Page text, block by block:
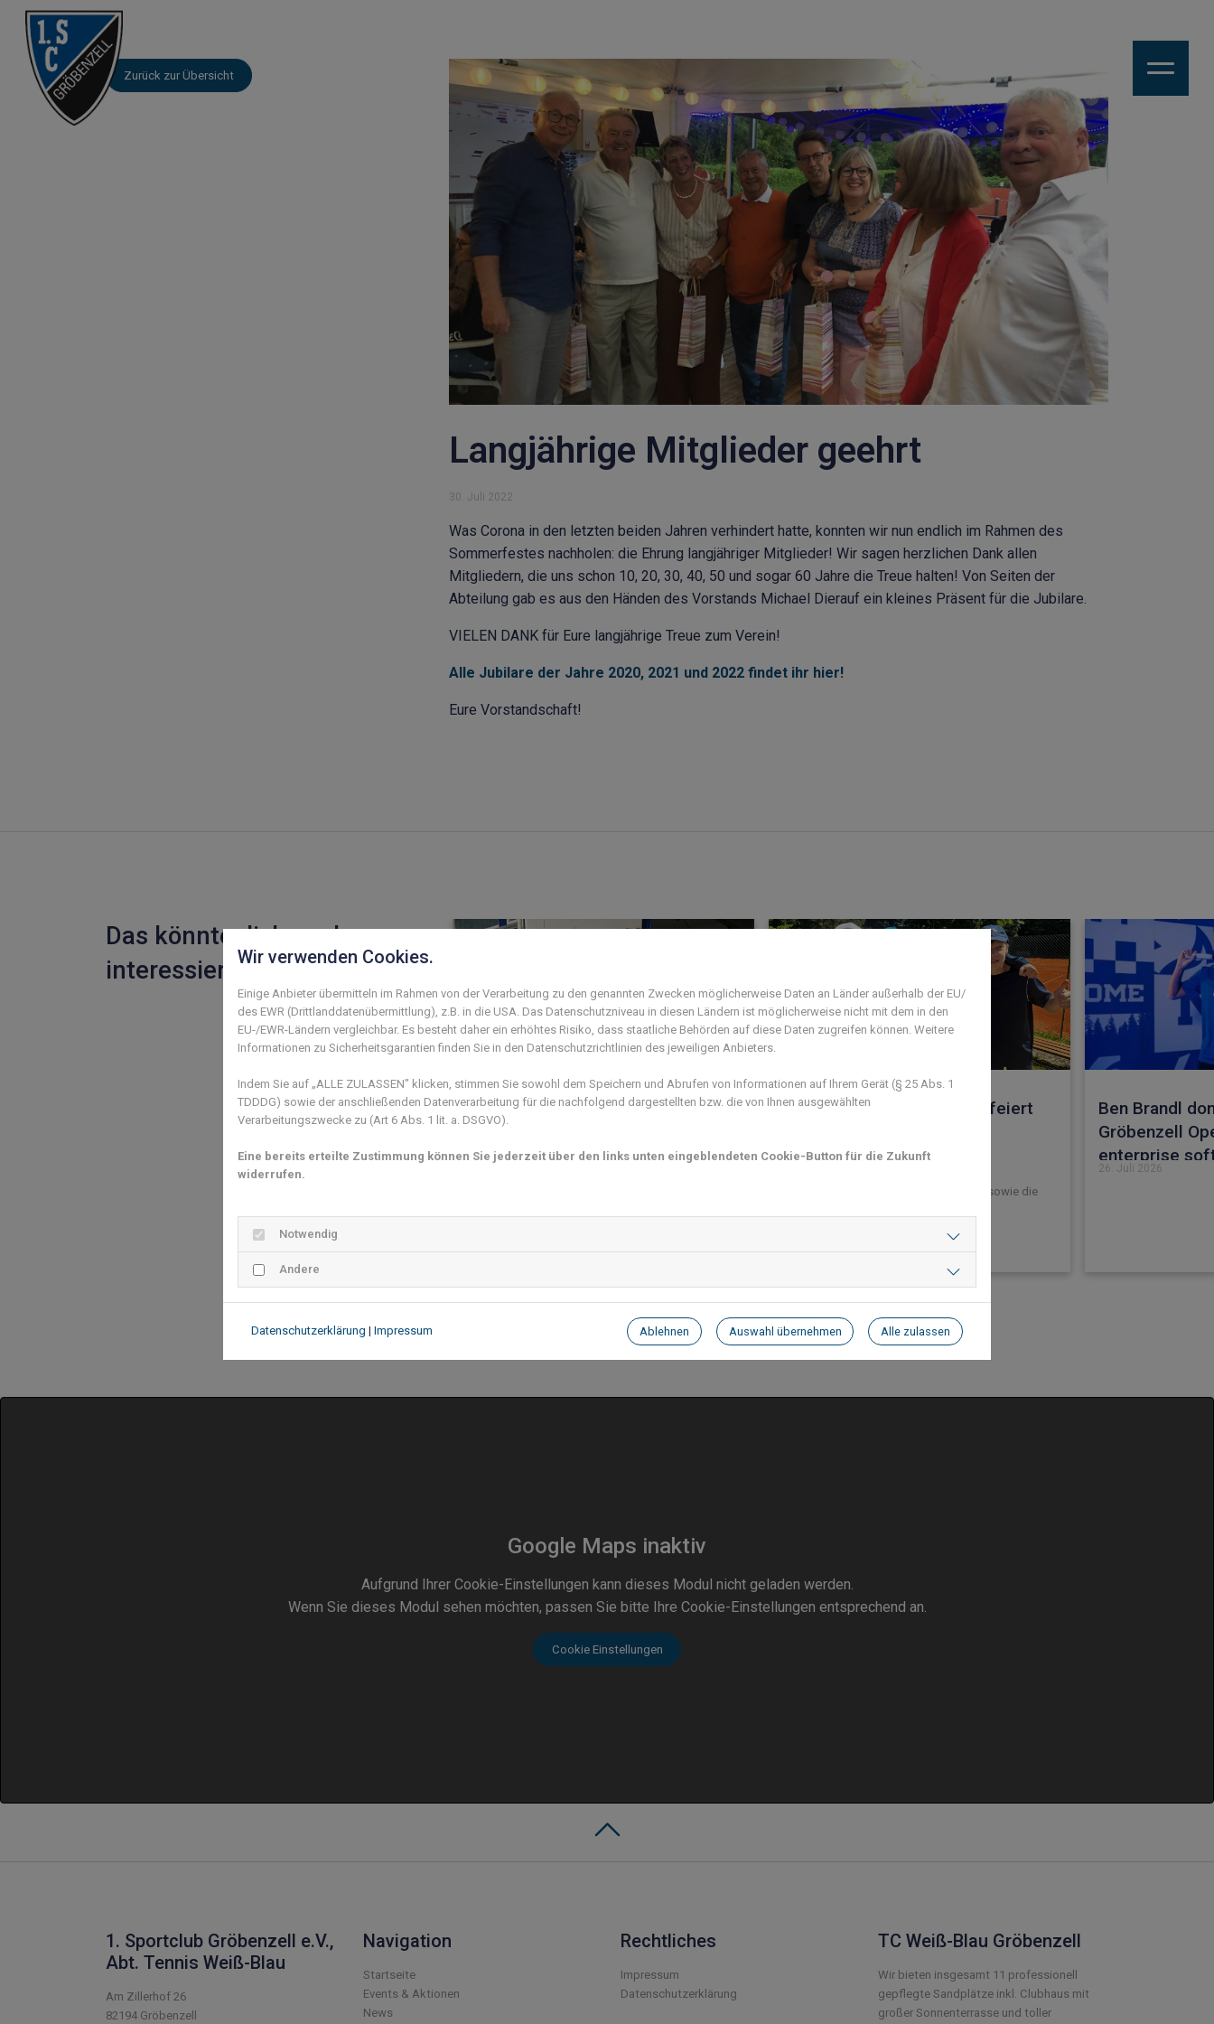
Zurück zur Übersicht
Langjährige Mitglieder geehrt
30. Juli 2022
Was Corona in den letzten beiden Jahren verhindert hatte, konnten wir nun endlich im Rahmen des
Sommerfestes nachholen: die Ehrung langjähriger Mitglieder! Wir sagen herzlichen Dank allen
Mitgliedern, die uns schon 10, 20, 30, 40, 50 und sogar 60 Jahre die Treue halten! Von Seiten der
Abteilung gab es aus den Händen des Vorstands Michael Dierauf ein kleines Präsent für die Jubilare.
VIELEN DANK für Eure langjährige Treue zum Verein!
Alle Jubilare der Jahre 2020, 2021 und 2022 findet ihr hier!
Eure Vorstandschaft!
Das könnte dich auch
interessieren
Mehr als 100 Mitglieder feiern
beim Sommerfest
Jugend des TC Weiß-Blau feiert
Erster Platz für die U10, die U12 I und II sowie die
Ben Brandl
Gröbenzell
enterprise
26. Juli 2026
Previous
Next
Google Maps inaktiv
Aufgrund Ihrer Cookie-Einstellungen kann dieses Modul nicht geladen werden.
Wenn Sie dieses Modul sehen möchten, passen Sie bitte Ihre Cookie-Einstellungen entsprechend an.
Cookie Einstellungen
1. Sportclub Gröbenzell e.V.,
Abt. Tennis Weiß-Blau
Am Zillerhof 26
82194 Gröbenzell
Navigation
Startseite
Events & Aktionen
News
Rechtliches
Impressum
Datenschutzerklärung
TC Weiß-Blau Gröbenzell
Wir bieten insgesamt 11 professionell
gepflegte Sandplätze inkl. Clubhaus mit
großer Sonnenterrasse und toller
Wir verwenden Cookies.
Einige Anbieter übermitteln im Rahmen von der Verarbeitung zu den genannten Zwecken möglicherweise Daten an Länder außerhalb der EU/
des EWR (Drittlanddatenübermittlung), z.B. in die USA. Das Datenschutzniveau in diesen Ländern ist möglicherweise nicht mit dem in den
EU-/EWR-Ländern vergleichbar. Es besteht daher ein erhöhtes Risiko, dass staatliche Behörden auf diese Daten zugreifen können. Weitere
Informationen zu Sicherheitsgarantien finden Sie in den Datenschutzrichtlinien des jeweiligen Anbieters.
Indem Sie auf „ALLE ZULASSEN" klicken, stimmen Sie sowohl dem Speichern und Abrufen von Informationen auf Ihrem Gerät (§ 25 Abs. 1
TDDDG) sowie der anschließenden Datenverarbeitung für die nachfolgend dargestellten bzw. die von Ihnen ausgewählten
Verarbeitungszwecke zu (Art 6 Abs. 1 lit. a. DSGVO).
Eine bereits erteilte Zustimmung können Sie jederzeit über den links unten eingeblendeten Cookie-Button für die Zukunft
widerrufen.
Notwendig
Andere
Datenschutzerklärung | Impressum Ablehnen Auswahl übernehmen Alle zulassen